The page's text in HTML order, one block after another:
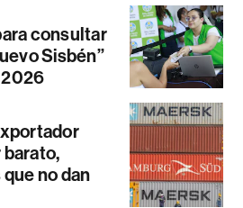
consultar
Sisbén”
no dan